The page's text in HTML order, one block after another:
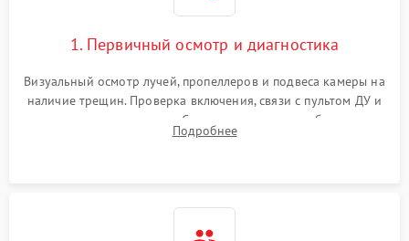
1. Первичный осмотр и диагностика
Визуальный осмотр лучей, пропеллеров и подвеса камеры на
наличие трещин. Проверка включения, связи с пультом ДУ и
передачи видеосигнала. Считывание логов ошибок через
полетное ПО для определения характера неисправности.
Подробнее